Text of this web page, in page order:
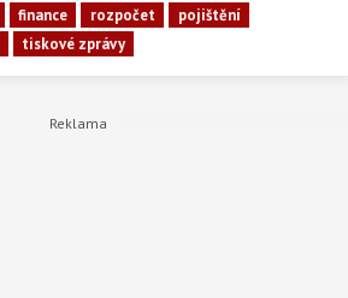
finance rozpočet
pojištění
tiskové zprávy